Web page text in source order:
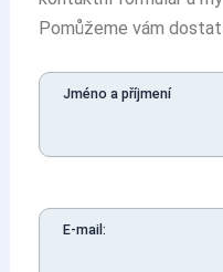
Pomůžeme vám
Jméno a příjmení
E-mail: